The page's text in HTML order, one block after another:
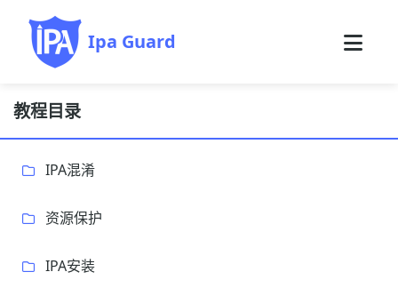
Ipa Guard
教程目录
IPA混淆
资源保护
IPA安装